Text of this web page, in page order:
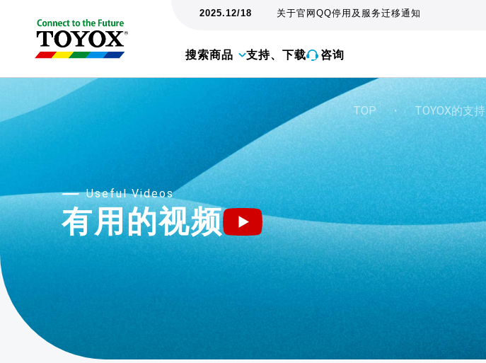
2025.12/18 关于官网QQ停用及服务迁移通知
搜索商品 支持、下载 咨询
TOP ・ TOYOX的支持
Useful Videos
有用的视频